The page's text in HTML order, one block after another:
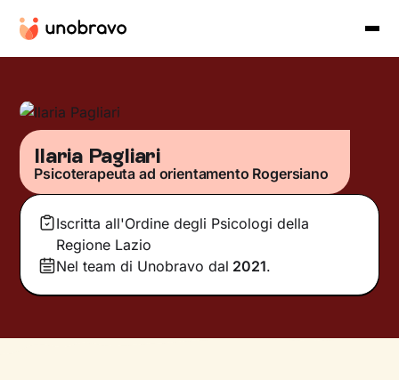
Ilaria Pagliari
Psicoterapeuta ad orientamento Rogersiano
Iscritta all'Ordine degli Psicologi della
Regione Lazio
Nel team di Unobravo dal 2021.